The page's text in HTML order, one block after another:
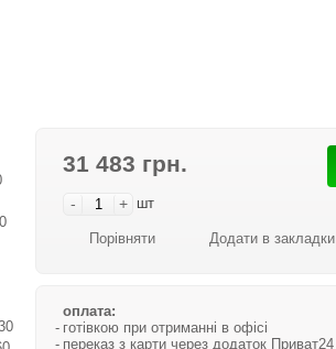
31 483 грн.
- + шт
Порівняти Додати в закладки
оплата:
готівкою при отриманні в офісі
переказ з карти через додаток Приват24